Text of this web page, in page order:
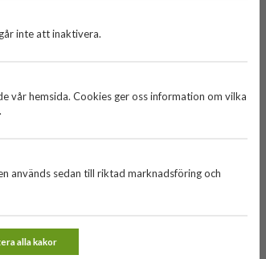
inte att inaktivera.
vår hemsida. Cookies ger oss information om vilka
används sedan till riktad marknadsföring och
alla kakor